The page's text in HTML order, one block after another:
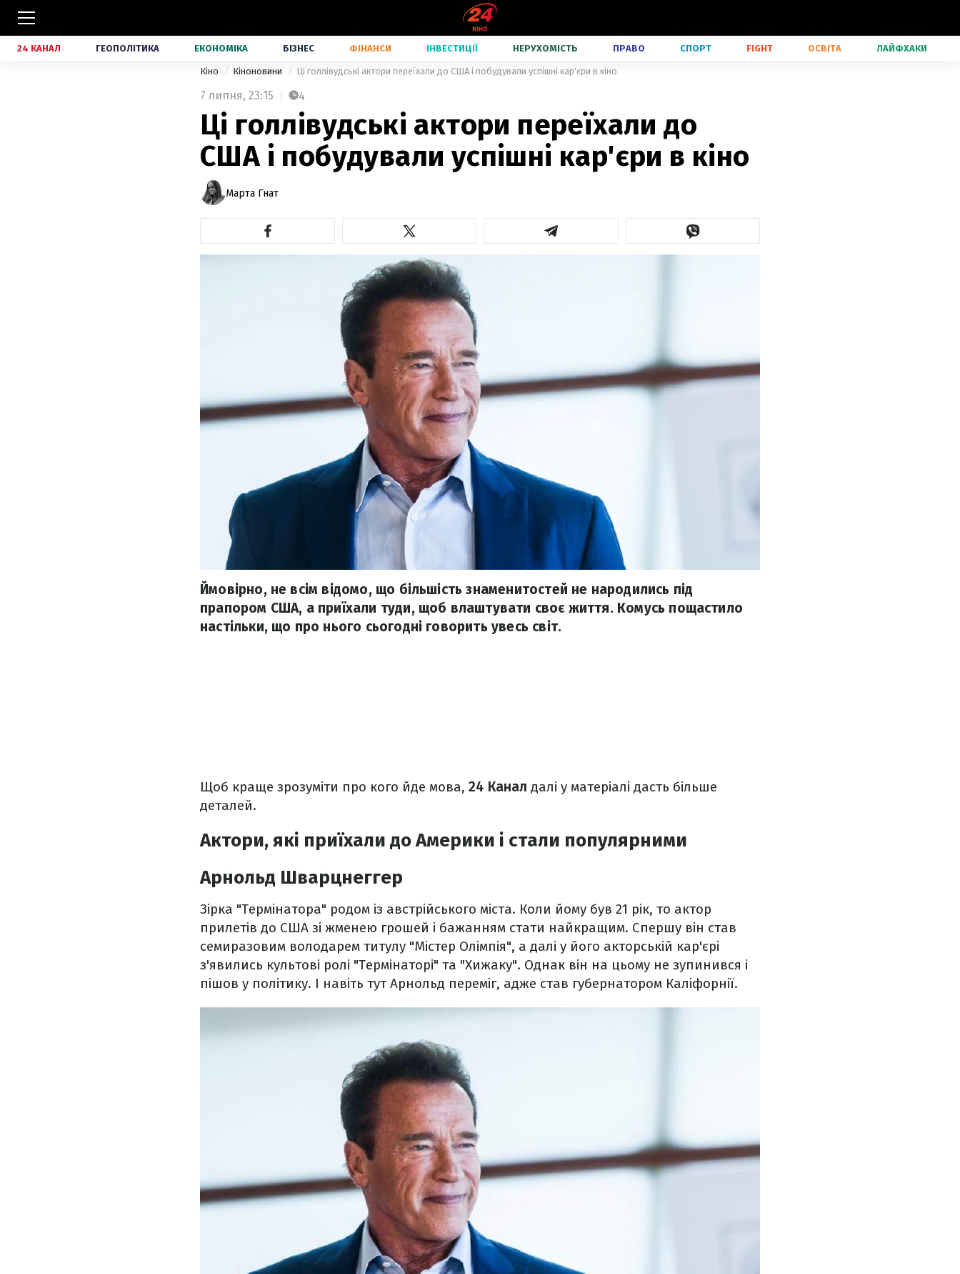
24 КАНАЛ ГЕОПОЛІТИКА ЕКОНОМІКА БІЗНЕС ФІНАНСИ ІНВЕСТИЦІЇ НЕРУХОМІСТЬ ПРАВО СПОРТ FIGHT ОСВІТА ЛАЙФХАКИ
Кіно Кіноновини Ці голлівудські актори переїхали до США і побудували успішні кар'єри в кіно
7 липня, 23:15 4
Ці голлівудські актори переїхали до
США і побудували успішні кар'єри в кіно
Марта Гнат
Ймовірно, не всім відомо, що більшість знаменитостей не народились під
прапором США, а приїхали туди, щоб влаштувати своє життя. Комусь пощастило
настільки, що про нього сьогодні говорить увесь світ.
Щоб краще зрозуміти про кого йде мова, 24 Канал далі у матеріалі дасть більше
деталей.
Актори, які приїхали до Америки і стали популярними
Арнольд Шварцнеггер
Зірка "Термінатора" родом із австрійського міста. Коли йому був 21 рік, то актор
прилетів до США зі жменею грошей і бажанням стати найкращим. Спершу він став
семиразовим володарем титулу "Містер Олімпія", а далі у його акторській кар'єрі
з'явились культові ролі "Термінаторі" та "Хижаку". Однак він на цьому не зупинився і
пішов у політику. І навіть тут Арнольд переміг, адже став губернатором Каліфорнії.